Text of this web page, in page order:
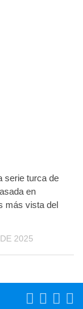
serie turca de
en
más vista del
2025